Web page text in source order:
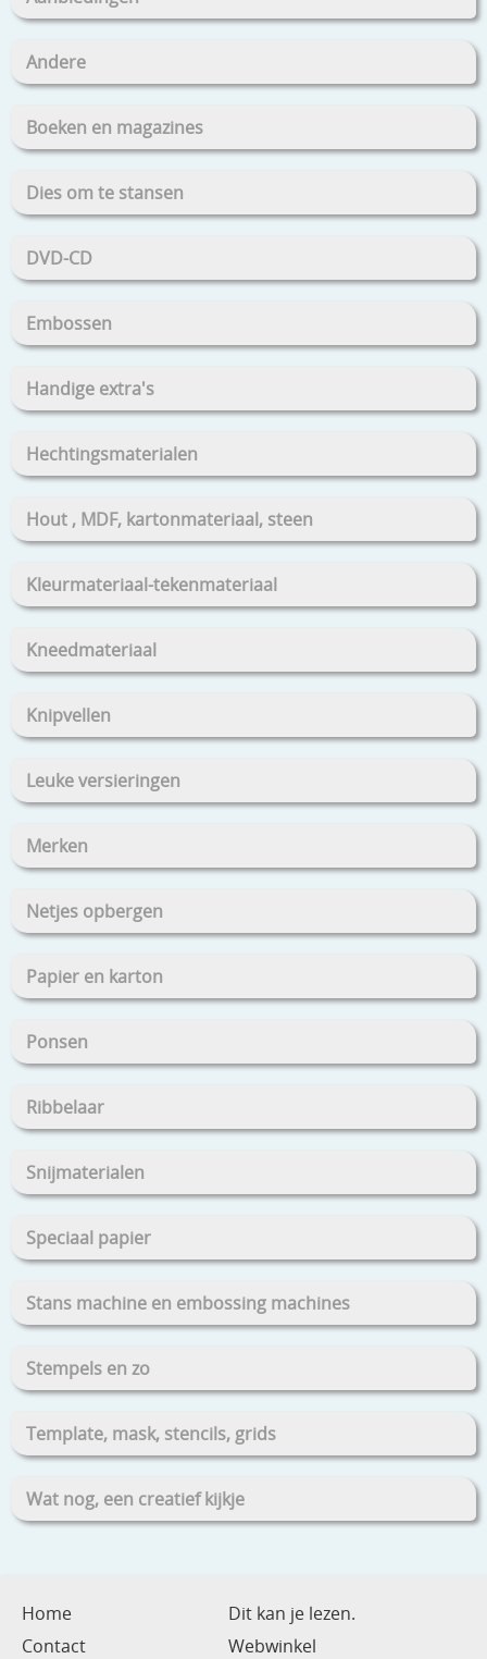
Andere
Boeken en magazines
Dies om te stansen
DVD-CD
Embossen
Handige extra's
Hechtingsmaterialen
Hout , MDF, kartonmateriaal, steen
Kleurmateriaal-tekenmateriaal
Kneedmateriaal
Knipvellen
Leuke versieringen
Merken
Netjes opbergen
Papier en karton
Ponsen
Ribbelaar
Snijmaterialen
Speciaal papier
Stans machine en embossing machines
Stempels en zo
Template, mask, stencils, grids
Wat nog, een creatief kijkje
Home
Dit kan je lezen.
Contact
Webwinkel